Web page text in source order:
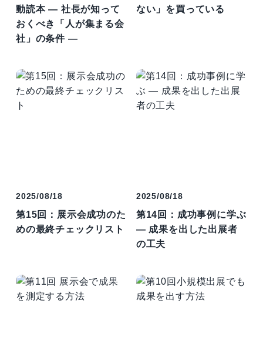
動読本 ― 社長が知って
おくべき「人が集まる会
社」の条件 ―
ない」を買っている
2025/08/18
第15回：展示会成功のた
めの最終チェックリスト
2025/08/18
第14回：成功事例に学ぶ
― 成果を出した出展者
の工夫